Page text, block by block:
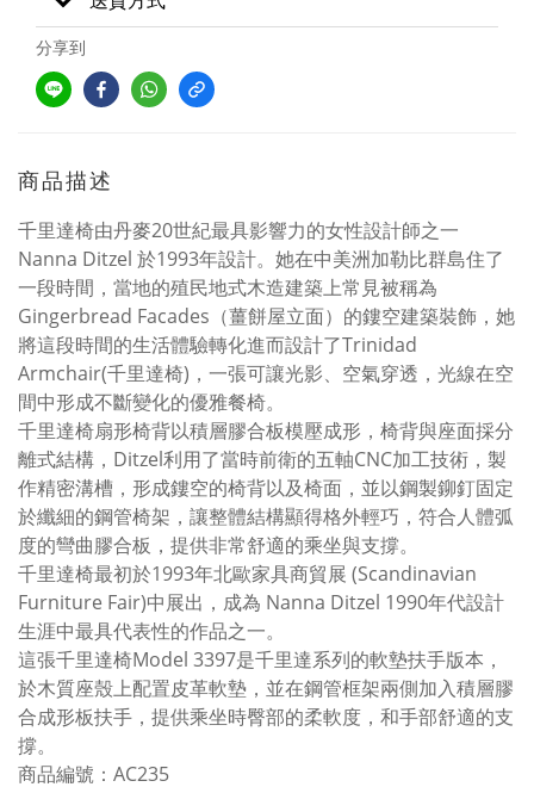
分享到
商品描述
千里達椅由丹麥20世紀最具影響力的女性設計師之一
Nanna Ditzel 於1993年設計。她在中美洲加勒比群島住了
一段時間，當地的殖民地式木造建築上常見被稱為
Gingerbread Facades（薑餅屋立面）的鏤空建築裝飾，她
將這段時間的生活體驗轉化進而設計了Trinidad
Armchair(千里達椅)，一張可讓光影、空氣穿透，光線在空
間中形成不斷變化的優雅餐椅。
千里達椅扇形椅背以積層膠合板模壓成形，椅背與座面採分
離式結構，Ditzel利用了當時前衛的五軸CNC加工技術，製
作精密溝槽，形成鏤空的椅背以及椅面，並以鋼製鉚釘固定
於纖細的鋼管椅架，讓整體結構顯得格外輕巧，符合人體弧
度的彎曲膠合板，提供非常舒適的乘坐與支撐。
千里達椅最初於1993年北歐家具商貿展 (Scandinavian
Furniture Fair)中展出，成為 Nanna Ditzel 1990年代設計
生涯中最具代表性的作品之一。
這張千里達椅Model 3397是千里達系列的軟墊扶手版本，
於木質座殼上配置皮革軟墊，並在鋼管框架兩側加入積層膠
合成形板扶手，提供乘坐時臀部的柔軟度，和手部舒適的支
撐。
商品編號：AC235